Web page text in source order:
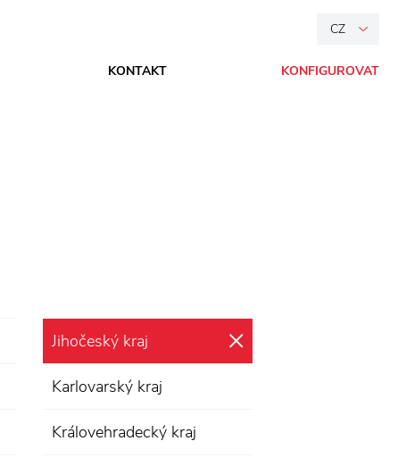
CZ
KONTAKT KONFIGUROVAT
Jihočeský kraj
Karlovarský kraj
Královehradecký kraj